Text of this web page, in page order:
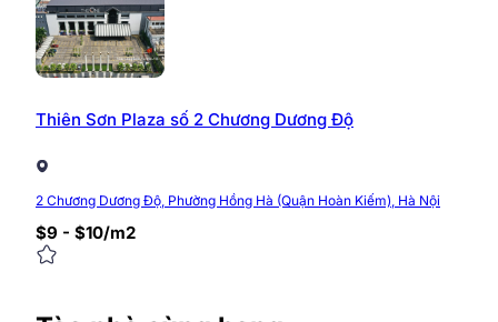
Thiên Sơn Plaza số 2 Chương Dương Độ
2 Chương Dương Độ, Phường Hồng Hà (Quận Hoàn Kiếm), Hà Nội
$9 - $10/m2